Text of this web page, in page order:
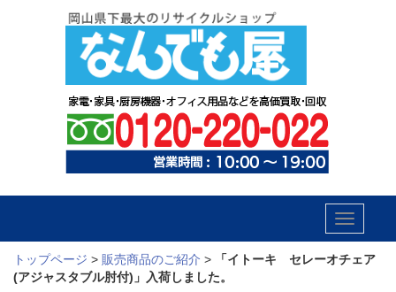
Toggle
トップページ > 販売商品のご紹介 >
「イトーキ セレーオチェア
(アジャスタブル肘付)」入荷しました。